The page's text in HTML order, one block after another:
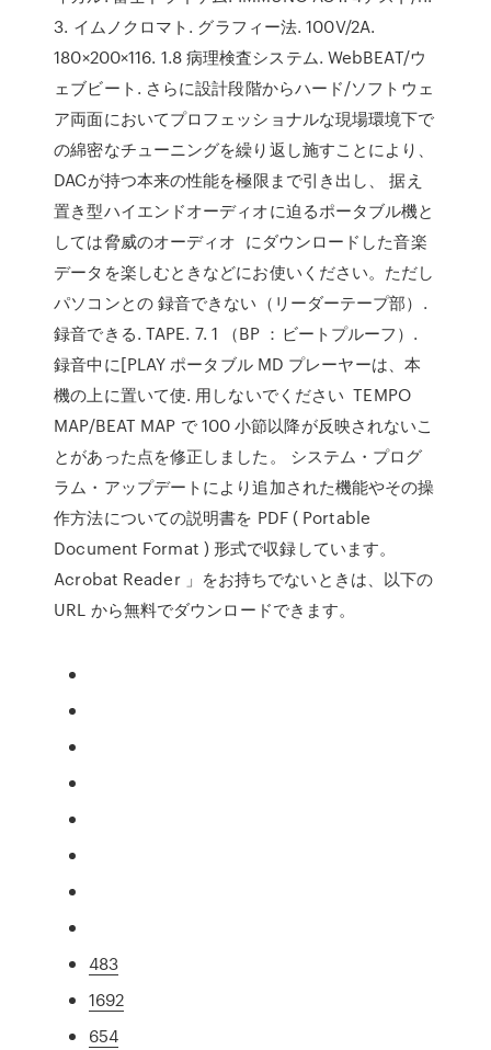
3. イムノクロマト. グラフィー法. 100V/2A.
180×200×116. 1.8 病理検査システム. WebBEAT/ウ
ェブビート. さらに設計段階からハード/ソフトウェ
ア両面においてプロフェッショナルな現場環境下で
の綿密なチューニングを繰り返し施すことにより、
DACが持つ本来の性能を極限まで引き出し、 据え
置き型ハイエンドオーディオに迫るポータブル機と
しては脅威のオーディオ にダウンロードした音楽
データを楽しむときなどにお使いください。ただし
パソコンとの 録音できない（リーダーテープ部）.
録音できる. TAPE. 7. 1 （BP ：ビートプルーフ）.
録音中に[PLAY ポータブル MD プレーヤーは、本
機の上に置いて使. 用しないでください TEMPO
MAP/BEAT MAP で 100 小節以降が反映されないこ
とがあった点を修正しました。 システム・プログ
ラム・アップデートにより追加された機能やその操
作方法についての説明書を PDF ( Portable
Document Format ) 形式で収録しています。
Acrobat Reader 」をお持ちでないときは、以下の
URL から無料でダウンロードできます。
483
1692
654